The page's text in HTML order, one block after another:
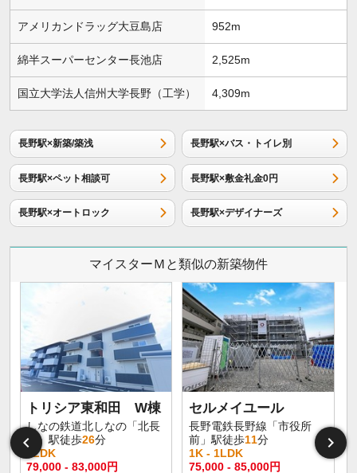
アメリカンドラッグ大豆島店 952m
綿半スーパーセンター長池店 2,525m
国立大学法人信州大学長野（工学） 4,309m
長野駅×新築/築浅 長野駅×バス・トイレ別
長野駅×ペット相談可 長野駅×敷金礼金0円
長野駅×オートロック 長野駅×デザイナーズ
マイスターＭと類似の新築物件
トリシア東和田 W棟
しなの鉄道北しなの「北長
野」駅徒歩26分
1LDK
79,000 - 83,000円
セルメイユール
長野電鉄長野線「市役所
前」駅徒歩11分
1K - 1LDK
75,000 - 85,000円